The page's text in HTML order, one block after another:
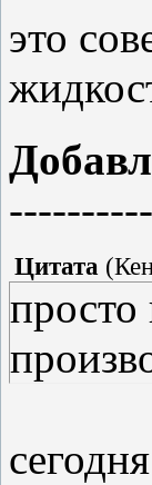
это
Цитата (
просто